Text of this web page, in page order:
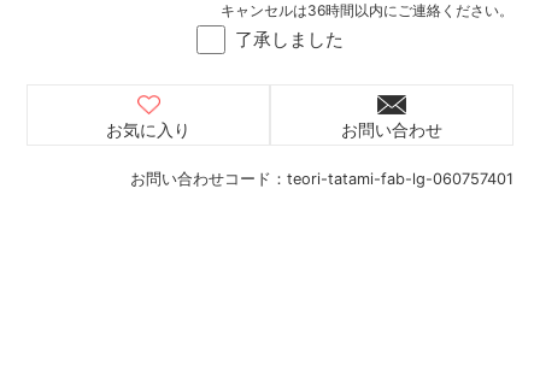
お問い合わせコード： teori-tatami-fab-lg-060757401
了承しました
キャンセルは36時間以内にご連絡ください。
お気に入り お問い合わせ